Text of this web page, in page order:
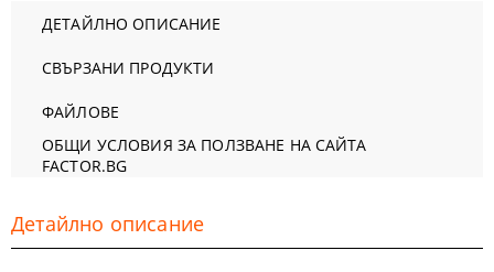
ДЕТАЙЛНО ОПИСАНИЕ
СВЪРЗАНИ ПРОДУКТИ
ФАЙЛОВЕ
ОБЩИ УСЛОВИЯ ЗА ПОЛЗВАНЕ НА САЙТА
FACTOR.BG
Детайлно описание